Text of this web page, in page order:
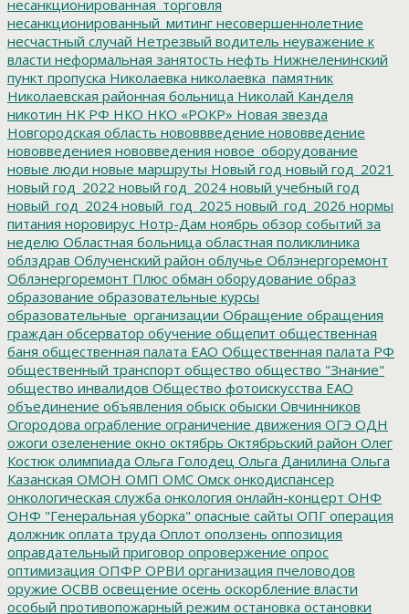
несанкционированная_торговля
несанкционированный_митинг несовершеннолетние
несчастный случай Нетрезвый водитель неуважение к
власти неформальная занятость нефть Нижнеленинский
пункт пропуска Николаевка николаевка_памятник
Николаевская районная больница Николай Канделя
никотин НК РФ НКО НКО «РОКР» Новая звезда
Новгородская область нововвведение нововведение
нововведениея нововведения новое_оборудование
новые люди новые маршруты Новый год новый год_2021
новый год_2022 новый год_2024 новый учебный год
новый_год_2024 новый_год_2025 новый_год_2026 нормы
питания норовирус Нотр-Дам ноябрь обзор событий за
неделю Областная больница областная поликлиника
облздрав Облученский район облучье Облэнергоремонт
Облэнергоремонт Плюс обман оборудование образ
образование образовательные курсы
образовательные_организации Обращение обращения
граждан обсерватор обучение общепит общественная
баня общественная палата ЕАО Общественная палата РФ
общественный транспорт общество общество "Знание"
общество инвалидов Общество фотоискусства ЕАО
объединение объявления обыск обыски Овчинников
Огородова ограбление ограничение движения ОГЭ ОДН
ожоги озеленение окно октябрь Октябрьский район Олег
Костюк олимпиада Ольга Голодец Ольга Данилина Ольга
Казанская ОМОН ОМП ОМС Омск онкодиспансер
онкологическая служба онкология онлайн-концерт ОНФ
ОНФ "Генеральная уборка" опасные сайты ОПГ операция
должник оплата труда Оплот оползень оппозиция
оправдательный приговор опровержение опрос
оптимизация ОПФР ОРВИ организация пчеловодов
оружие ОСВВ освещение осень оскорбление власти
особый противопожарный режим остановка остановки